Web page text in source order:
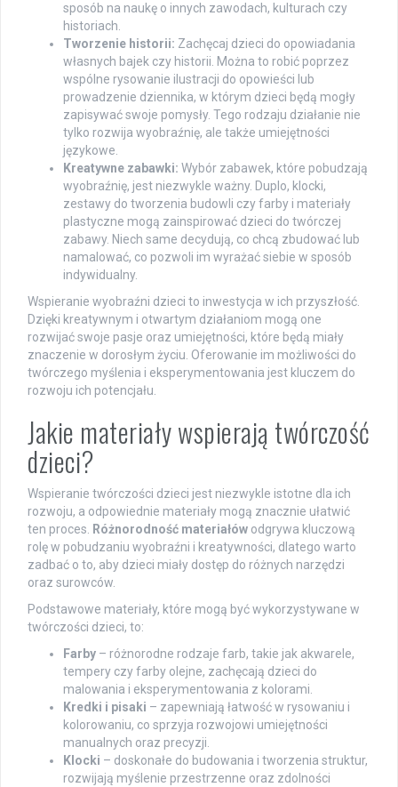
sposób na naukę o innych zawodach, kulturach czy
historiach.
Tworzenie historii: Zachęcaj dzieci do opowiadania
własnych bajek czy historii. Można to robić poprzez
wspólne rysowanie ilustracji do opowieści lub
prowadzenie dziennika, w którym dzieci będą mogły
zapisywać swoje pomysły. Tego rodzaju działanie nie
tylko rozwija wyobraźnię, ale także umiejętności
językowe.
Kreatywne zabawki: Wybór zabawek, które pobudzają
wyobraźnię, jest niezwykle ważny. Duplo, klocki,
zestawy do tworzenia budowli czy farby i materiały
plastyczne mogą zainspirować dzieci do twórczej
zabawy. Niech same decydują, co chcą zbudować lub
namalować, co pozwoli im wyrażać siebie w sposób
indywidualny.
Wspieranie wyobraźni dzieci to inwestycja w ich przyszłość.
Dzięki kreatywnym i otwartym działaniom mogą one
rozwijać swoje pasje oraz umiejętności, które będą miały
znaczenie w dorosłym życiu. Oferowanie im możliwości do
twórczego myślenia i eksperymentowania jest kluczem do
rozwoju ich potencjału.
Jakie materiały wspierają twórczość
dzieci?
Wspieranie twórczości dzieci jest niezwykle istotne dla ich
rozwoju, a odpowiednie materiały mogą znacznie ułatwić
ten proces. Różnorodność materiałów odgrywa kluczową
rolę w pobudzaniu wyobraźni i kreatywności, dlatego warto
zadbać o to, aby dzieci miały dostęp do różnych narzędzi
oraz surowców.
Podstawowe materiały, które mogą być wykorzystywane w
twórczości dzieci, to:
Farby – różnorodne rodzaje farb, takie jak akwarele,
tempery czy farby olejne, zachęcają dzieci do
malowania i eksperymentowania z kolorami.
Kredki i pisaki – zapewniają łatwość w rysowaniu i
kolorowaniu, co sprzyja rozwojowi umiejętności
manualnych oraz precyzji.
Klocki – doskonałe do budowania i tworzenia struktur,
rozwijają myślenie przestrzenne oraz zdolności